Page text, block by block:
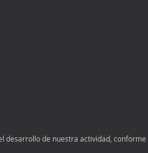
de nuestra actividad, conforme